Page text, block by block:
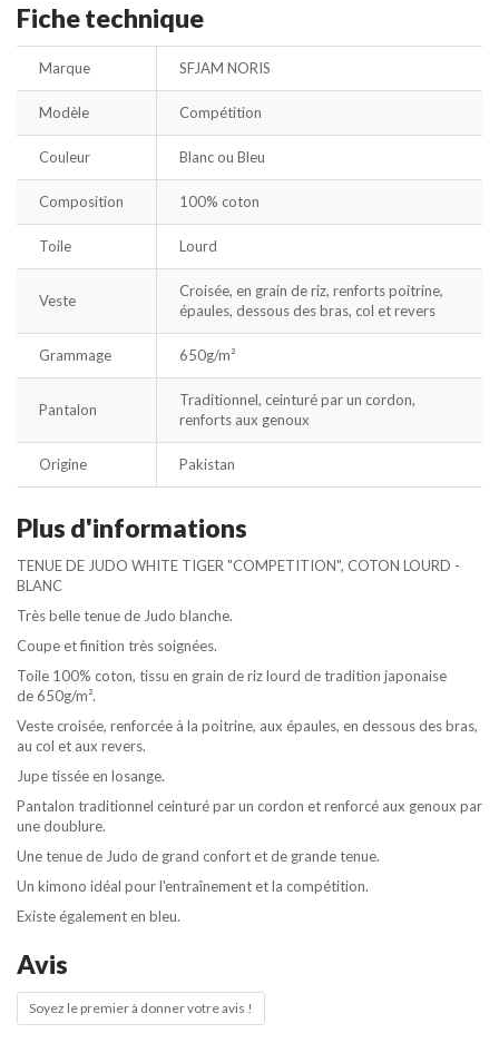
Fiche technique
Marque SFJAM NORIS
Modèle Compétition
Couleur Blanc ou Bleu
Composition 100% coton
Toile Lourd
Veste
Croisée, en grain de riz, renforts poitrine,
épaules, dessous des bras, col et revers
Grammage 650g/m²
Pantalon
Traditionnel, ceinturé par un cordon,
renforts aux genoux
Origine Pakistan
Plus d'informations
TENUE DE JUDO WHITE TIGER "COMPETITION", COTON LOURD -
BLANC
Très belle tenue de Judo blanche.
Coupe et finition très soignées.
Toile 100% coton, tissu en grain de riz lourd de tradition japonaise
de 650g/m².
Veste croisée, renforcée à la poitrine, aux épaules, en dessous des bras,
au col et aux revers.
Jupe tissée en losange.
Pantalon traditionnel ceinturé par un cordon et renforcé aux genoux par
une doublure.
Une tenue de Judo de grand confort et de grande tenue.
Un kimono idéal pour l'entraînement et la compétition.
Existe également en bleu.
Avis
Soyez le premier à donner votre avis !